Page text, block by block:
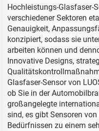
Hochleistungs-Glasfaser-
verschiedener Sektoren
Genauigkeit,
konzipiert, sodass sie
arbeiten können und
Innovative Designs,
Glasfaser-Sensor von
ob Sie in der
großangelegte
sind, es gibt Sensoren von
Bedürfnissen zu einem